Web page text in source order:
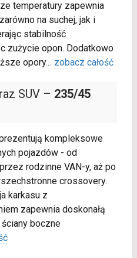
temperatury zapewnia
na suchej, jak i
stabilność
zużycie opon. Dodatkowo
opory... zobacz całość
SUV – 235/45
kompleksowe
pojazdów - od
rodzinne VAN-y, aż po
crossovery.
karkasu z
zapewnia doskonałą
boczne